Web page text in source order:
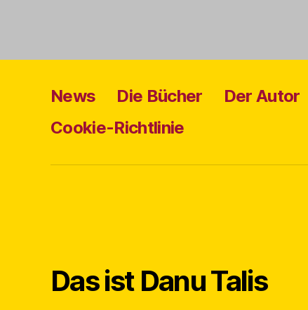
News Die Bücher Der Autor
Cookie-Richtlinie
Das ist Danu Talis